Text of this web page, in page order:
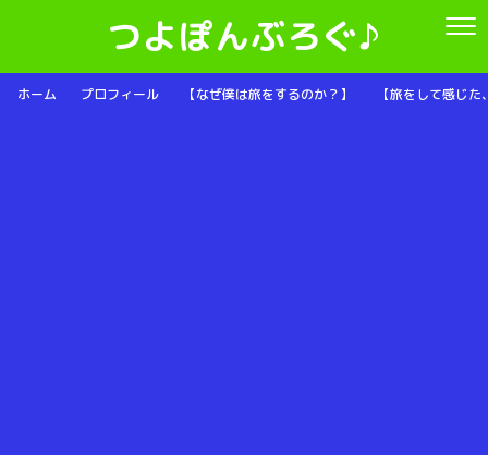
つよぽんぶろぐ♪
ホーム プロフィール 【なぜ僕は旅をするのか？】 【旅をして感じ